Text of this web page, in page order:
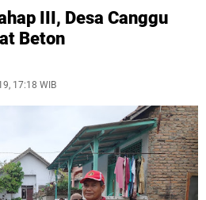
III, Desa Canggu
Beton
17:18 WIB